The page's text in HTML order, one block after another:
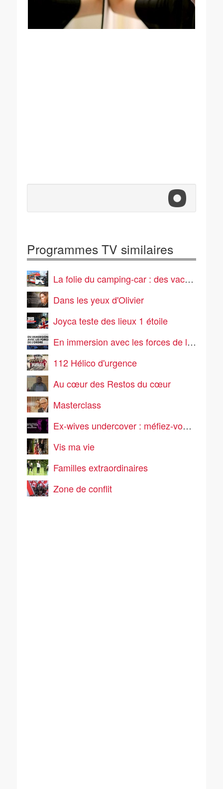
Programmes TV similaires
La folie du camping-car : des vacances pas comme les autres
Dans les yeux d'Olivier
Joyca teste des lieux 1 étoile
En immersion avec les forces de l'ordre
112 Hélico d'urgence
Au cœur des Restos du cœur
Masterclass
Ex-wives undercover : méfiez-vous de Brandon
Vis ma vie
Familles extraordinaires
Zone de conflit